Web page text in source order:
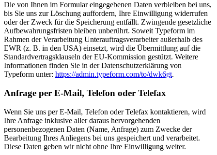
Die von Ihnen im Formular eingegebenen Daten verbleiben bei uns,
bis Sie uns zur Löschung auffordern, Ihre Einwilligung widerrufen
oder der Zweck für die Speicherung entfällt. Zwingende gesetzliche
Aufbewahrungsfristen bleiben unberührt. Soweit Typeform im
Rahmen der Verarbeitung Unterauftragsverarbeiter außerhalb des
EWR (z. B. in den USA) einsetzt, wird die Übermittlung auf die
Standardvertragsklauseln der EU-Kommission gestützt. Weitere
Informationen finden Sie in der Datenschutzerklärung von
Typeform unter: https://admin.typeform.com/to/dwk6gt.
Anfrage per E-Mail, Telefon oder Telefax
Wenn Sie uns per E-Mail, Telefon oder Telefax kontaktieren, wird
Ihre Anfrage inklusive aller daraus hervorgehenden
personenbezogenen Daten (Name, Anfrage) zum Zwecke der
Bearbeitung Ihres Anliegens bei uns gespeichert und verarbeitet.
Diese Daten geben wir nicht ohne Ihre Einwilligung weiter.